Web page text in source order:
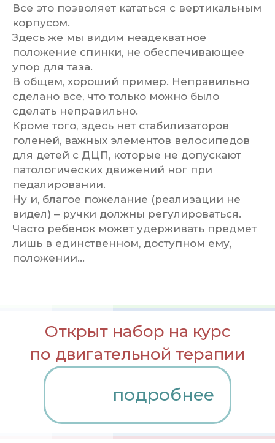
Все это позволяет кататься с вертикальным
корпусом.
Здесь же мы видим неадекватное
положение спинки, не обеспечивающее
упор для таза.
В общем, хороший пример. Неправильно
сделано все, что только можно было
сделать неправильно.
Кроме того, здесь нет стабилизаторов
голеней, важных элементов велосипедов
для детей с ДЦП, которые не допускают
патологических движений ног при
педалировании.
Ну и, благое пожелание (реализации не
видел) – ручки должны регулироваться.
Часто ребенок может удерживать предмет
лишь в единственном, доступном ему,
положении...
Открыт набор на курс
по двигательной терапии
подробнее